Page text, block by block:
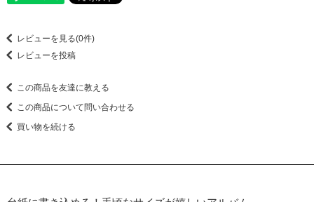
レビューを見る(0件)
レビューを投稿
この商品を友達に教える
この商品について問い合わせる
買い物を続ける